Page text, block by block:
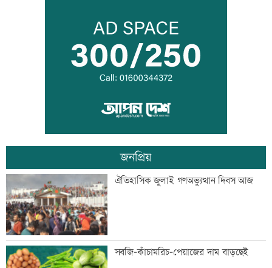
দরপত্র ছাড়াই ২০০ ইলেকট্রিক বাস কেনার
নীতিগত অনুমোদন
তনু হত্যার আসামি সাবেক সেনাসদস্য
হাফিজুরকে আত্মসমর্পণের নির্দেশ
দুদকের মামলায় ঢাকা ব্যাংকের ৪ কর্মকর্তার
কারাদণ্ড
জিয়াউর রহমান দেশে প্রথম সবুজ বিপ্লবের
ডাক দিয়েছিলেন: পরিবেশমন্ত্রী
জনপ্রিয়
ঐতিহাসিক জুলাই গণঅভ্যুত্থান দিবস আজ
সবজি-কাঁচামরিচ-পেয়াজের দাম বাড়ছেই